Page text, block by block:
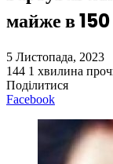
майже в
5 Листопада, 2023
144 1 хвилина
Поділитися
Facebook